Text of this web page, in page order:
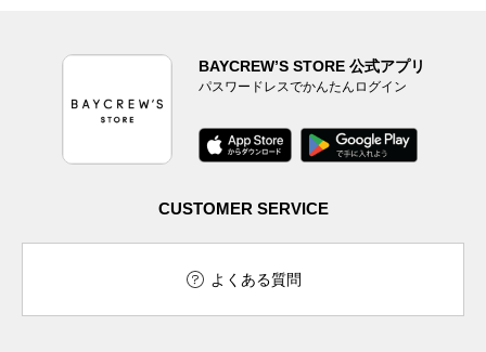
BAYCREW’S STORE 公式アプリ
パスワードレスでかんたんログイン
CUSTOMER SERVICE
よくある質問